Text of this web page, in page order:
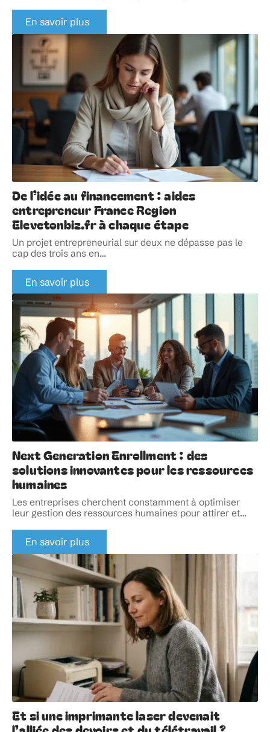
En savoir plus
De l’idée au financement : aides
entrepreneur France Region
Elevetonbiz.fr à chaque étape
Un projet entrepreneurial sur deux ne dépasse pas le
cap des trois ans en…
En savoir plus
Next Generation Enrollment : des
solutions innovantes pour les ressources
humaines
Les entreprises cherchent constamment à optimiser
leur gestion des ressources humaines pour attirer et…
En savoir plus
Et si une imprimante laser devenait